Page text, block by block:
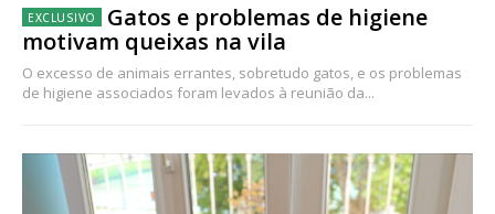
Gatos e problemas de higiene
motivam queixas na vila
O excesso de animais errantes, sobretudo gatos, e os problemas
de higiene associados foram levados à reunião da...